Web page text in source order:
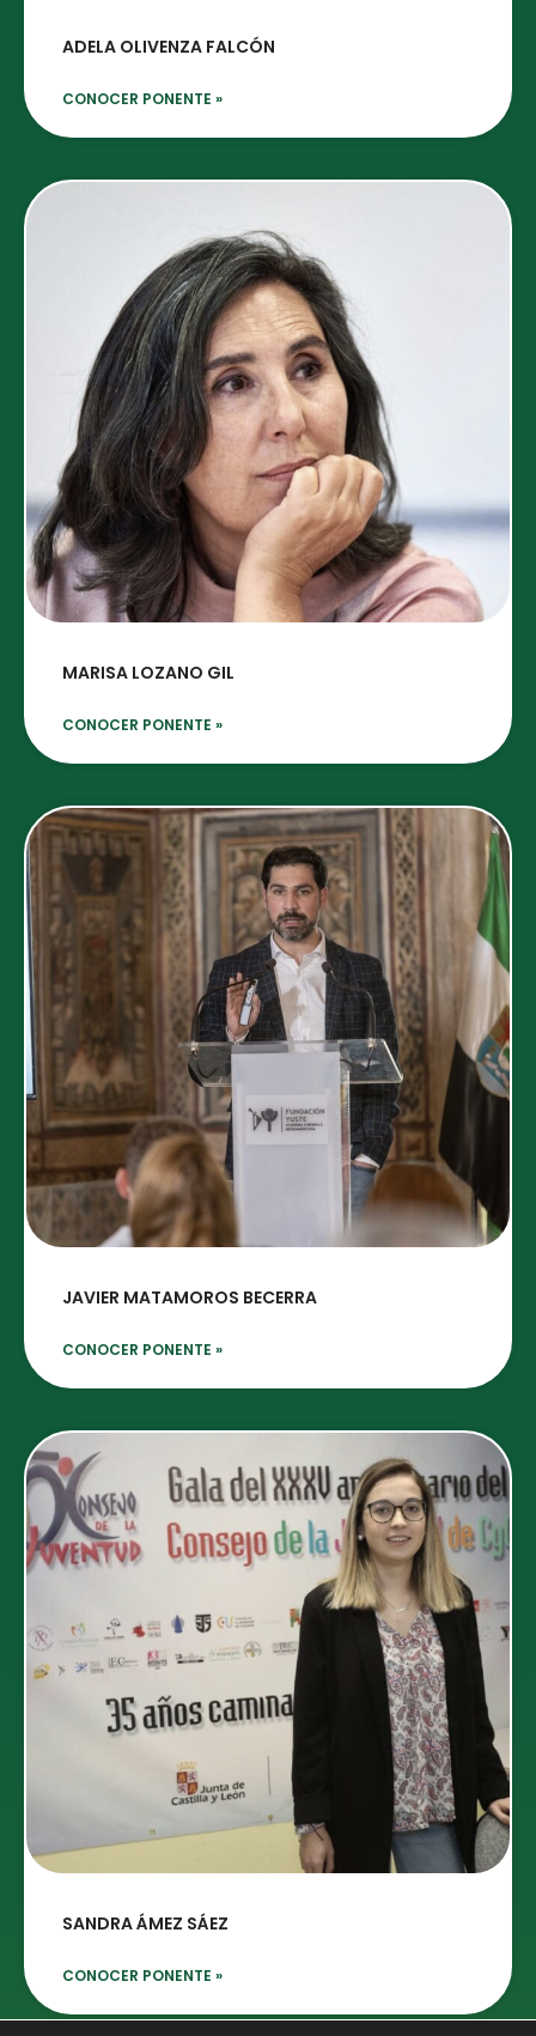
ADELA OLIVENZA FALCÓN
CONOCER PONENTE »
MARISA LOZANO GIL
CONOCER PONENTE »
JAVIER MATAMOROS BECERRA
CONOCER PONENTE »
SANDRA ÁMEZ SÁEZ
CONOCER PONENTE »